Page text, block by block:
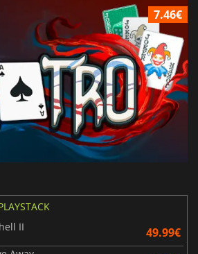
7.46€
II
49.99€